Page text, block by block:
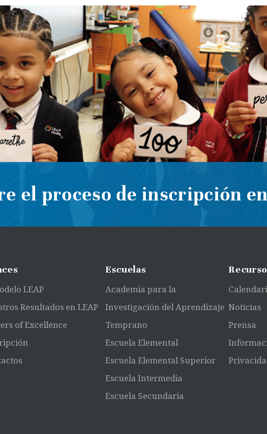
el proceso de inscripción
LEAP
Resultados en LEAP
of Excellence
Escuelas
Academia para la
Investigación del Aprendizaje
Temprano
Escuela Elemental
Escuela Elemental Superior
Escuela Intermedia
Escuela Secundaria
Noticias
Prensa